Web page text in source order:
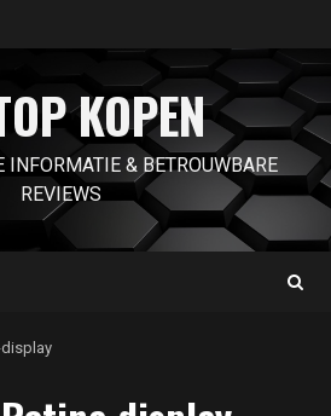
KOPEN
& BETROUWBARE
REVIEWS
display